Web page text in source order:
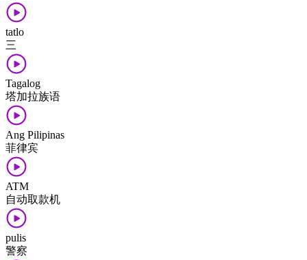
tatlo
三
Tagalog
塔加拉族语
Ang Pilipinas
菲律宾
ATM
自动​取款机
pulis
警察